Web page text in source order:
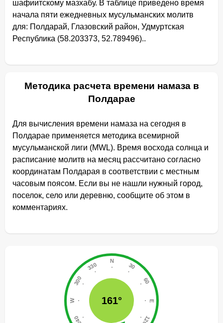
шафиитскому мазхабу. В таблице приведено время
начала пяти ежедневных мусульманских молитв
для: Полдарай, Глазовский район, Удмуртская
Республика (58.203373, 52.789496)..
Методика расчета времени намаза в
Полдарае
Для вычисления времени намаза на сегодня в
Полдарае применяется методика всемирной
мусульманской лиги (MWL). Время восхода солнца и
расписание молитв на месяц рассчитано согласно
координатам Полдарая в соответствии с местным
часовым поясом. Если вы не нашли нужный город,
поселок, село или деревню, сообщите об этом в
комментариях.
161°